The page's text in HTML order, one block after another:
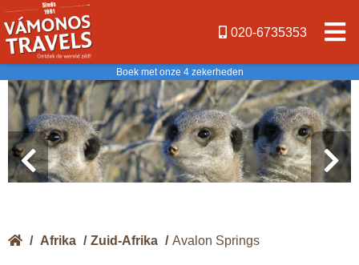
020-6735353
Boek met onze 4 zekerheden
/ Afrika / Zuid-Afrika / Avalon Springs